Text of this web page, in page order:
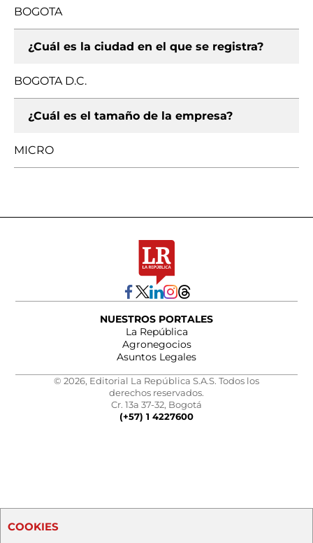
BOGOTA
¿Cuál es la ciudad en el que se registra?
BOGOTA D.C.
¿Cuál es el tamaño de la empresa?
MICRO
NUESTROS PORTALES
La República
Agronegocios
Asuntos Legales
© 2026, Editorial La República S.A.S. Todos los
derechos reservados.
Cr. 13a 37-32, Bogotá
(+57) 1 4227600
COOKIES